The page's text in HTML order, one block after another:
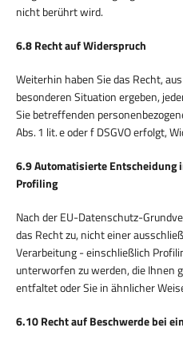
nicht berührt wird.
6.8 Recht auf Widerspruch
Weiterhin haben Sie das Recht,
besonderen Situation ergeben,
Sie betreffenden
Abs. 1 lit. e oder f DSGVO erfolgt,
6.9 Automatisierte
Profiling
Nach der EU-Datenschutz-
das Recht zu, nicht einer
Verarbeitung - einschließlich
unterworfen zu werden, die Ihnen
entfaltet oder Sie in ähnlicher
6.10 Recht auf Beschwerde bei